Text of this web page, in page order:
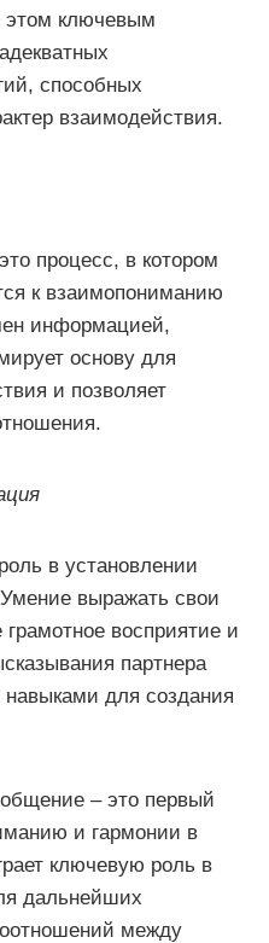
этом ключевым
способных
взаимодействия.
процесс, в котором
к взаимопониманию
информацией,
основу для
и позволяет
в установлении
выражать свои
восприятие и
партнера
для создания
– это первый
и гармонии в
ключевую роль в
дальнейших
между